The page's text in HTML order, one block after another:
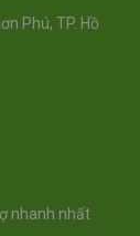
Phú, TP. Hồ
nhanh nhất